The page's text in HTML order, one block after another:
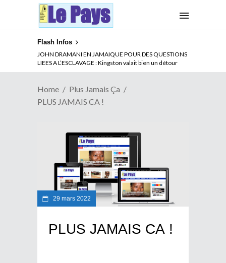
Flash Infos
JOHN DRAMANI EN JAMAIQUE POUR DES QUESTIONS
LIEES A L’ESCLAVAGE : Kingston valait bien un détour
Home
Plus Jamais Ça
PLUS JAMAIS CA !
29 mars 2022
PLUS JAMAIS CA !